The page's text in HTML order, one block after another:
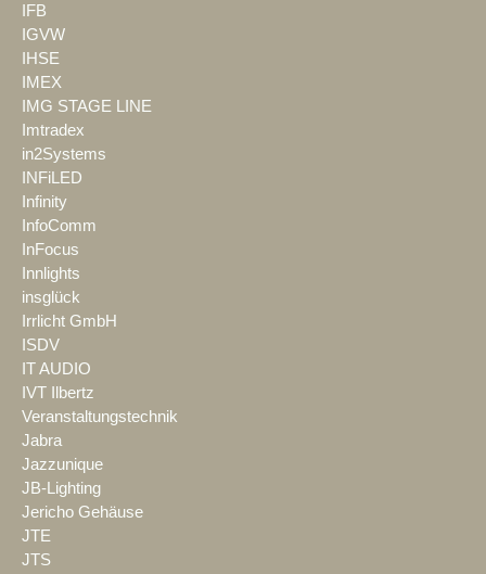
IFB
IGVW
IHSE
IMEX
IMG STAGE LINE
Imtradex
in2Systems
INFiLED
Infinity
InfoComm
InFocus
Innlights
insglück
Irrlicht GmbH
ISDV
IT AUDIO
IVT Ilbertz
Veranstaltungstechnik
Jabra
Jazzunique
JB-Lighting
Jericho Gehäuse
JTE
JTS